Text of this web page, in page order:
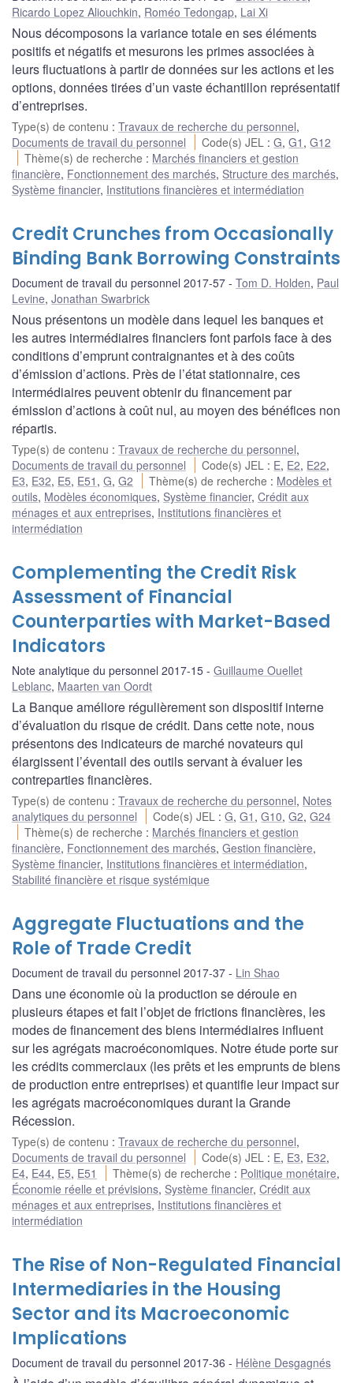
Ricardo Lopez Aliouchkin, Roméo Tedongap, Lai Xi
Nous décomposons la variance totale en ses éléments
positifs et négatifs et mesurons les primes associées à
leurs fluctuations à partir de données sur les actions et les
options, données tirées d’un vaste échantillon représentatif
d’entreprises.
Type(s) de contenu : Travaux de recherche du personnel,
Documents de travail du personnel
Code(s) JEL :G,G1 ,G12
Thème(s) de recherche : Marchés financiers et gestion
financière, Fonctionnement des marchés, Structure des marchés,
Système financier, Institutions financières et intermédiation
Credit Crunches from Occasionally
Binding Bank Borrowing Constraints
Document de travail du personnel 2017-57 Tom D. Holden, Paul
Levine, Jonathan Swarbrick
Nous présentons un modèle dans lequel les banques et
les autres intermédiaires financiers font parfois face à des
conditions d’emprunt contraignantes et à des coûts
d’émission d’actions. Près de l’état stationnaire, ces
intermédiaires peuvent obtenir du financement par
émission d’actions à coût nul, au moyen des bénéfices non
répartis.
Type(s) de contenu : Travaux de recherche du personnel,
Documents de travail du personnel
Code(s) JEL : E, E2, E22,
E3, E32, E5, E51 , G, G2 Thème(s) de recherche : Modèles et
outils, Modèles économiques, Système financier, Crédit aux
ménages et aux entreprises, Institutions financières et
intermédiation
Complementing the Credit Risk
Assessment of Financial
Counterparties with Market-Based
Indicators
Note analytique du personnel 2017-15
Guillaume Ouellet
Leblanc, Maarten van Oordt
La Banque améliore régulièrement son dispositif interne
d’évaluation du risque de crédit. Dans cette note, nous
présentons des indicateurs de marché novateurs qui
élargissent l’éventail des outils servant à évaluer les
contreparties financières.
Type(s) de contenu : Travaux de recherche du personnel, Notes
analytiques du personnel
Code(s) JEL :G,G1 ,G10,G2,G24
Thème(s) de recherche : Marchés financiers et gestion
financière, Fonctionnement des marchés, Gestion financière,
Système financier, Institutions financières et intermédiation,
Stabilité financière et risque systémique
Aggregate Fluctuations and the
Role of Trade Credit
Document de travail du personnel 2017-37 Lin Shao
Dans une économie où la production se déroule en
plusieurs étapes et fait l’objet de frictions financières, les
modes de financement des biens intermédiaires influent
sur les agrégats macroéconomiques. Notre étude porte sur
les crédits commerciaux (les prêts et les emprunts de biens
de production entre entreprises) et quantifie leur impact sur
les agrégats macroéconomiques durant la Grande
Récession.
Type(s) de contenu : Travaux de recherche du personnel,
Documents de travail du personnel
Code(s) JEL : E, E3, E32,
E4, E44, E5, E51 Thème(s) de recherche : Politique monétaire,
Économie réelle et prévisions, Système financier, Crédit aux
ménages et aux entreprises, Institutions financières et
intermédiation
The Rise of Non-Regulated Financial
Intermediaries in the Housing
Sector and its Macroeconomic
Implications
Document de travail du personnel 2017-36 Hélène Desgagnés